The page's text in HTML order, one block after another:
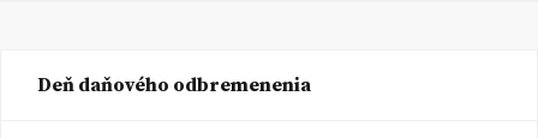
Deň daňového odbremenenia